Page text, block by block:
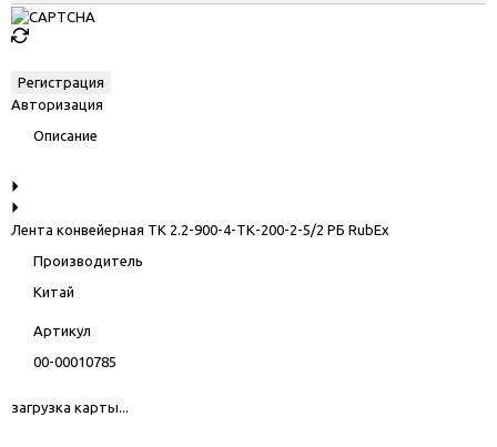
Авторизация
Описание
Лента конвейерная ТК 2.2-900-4-ТК-200-2-5/2 РБ RubEx
Производитель
Китай
Артикул
00-00010785
загрузка карты...